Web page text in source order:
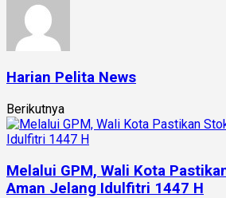
Harian Pelita News
Berikutnya
Melalui GPM, Wali Kota
Aman Jelang Idulfitri 1447 H